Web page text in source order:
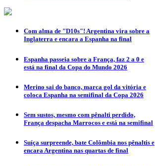
Com alma de "D10s"! Argentina vira sobre a
Inglaterra e encara a Espanha na final
Espanha passeia sobre a França, faz 2 a 0 e
está na final da Copa do Mundo 2026
Merino sai do banco, marca gol da vitória e
coloca Espanha na semifinal da Copa 2026
Sem sustos, mesmo com pênalti perdido,
França despacha Marrocos e está na semifinal
Suíça surpreende, bate Colômbia nos pênaltis e
encara Argentina nas quartas de final